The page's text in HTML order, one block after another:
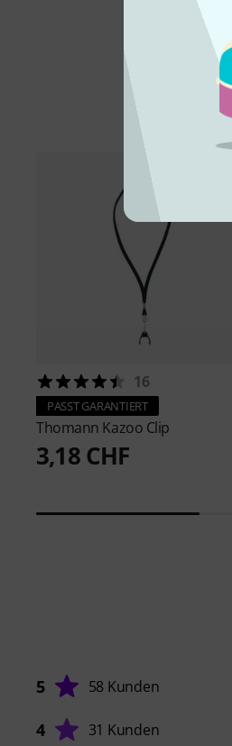
16
PASST GARANTIERT
Thomann Kazoo Clip
3,18 CHF
5 58 Kunden
4 31 Kunden